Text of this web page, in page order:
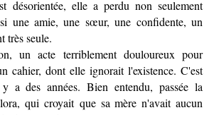
désorientée, elle a perdu non seulement
une amie, une sœur, une confidente, un
très seule.
un acte terriblement douloureux pour
cahier, dont elle ignorait l'existence. C'est
a des années. Bien entendu, passée la
qui croyait que sa mère n'avait aucun